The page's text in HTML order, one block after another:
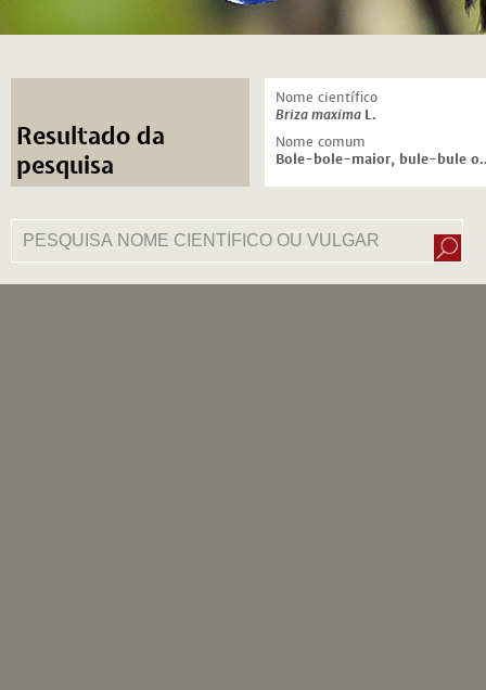
Resultado da
pesquisa
Nome científico
Briza maxima L.
Nome comum
Bole-bole-